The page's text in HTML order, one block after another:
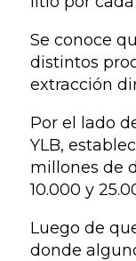
Se conoce
distintos
extracción
Por el lado
YLB,
millones de
10.000 y
Luego de
donde